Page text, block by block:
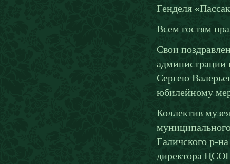
Генделя
Всем гостям
Свои
администрации
Сергею
юбилейному
Коллектив
Галичского р-
директора